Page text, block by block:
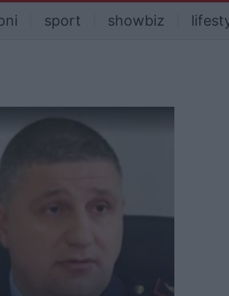
sport showbiz